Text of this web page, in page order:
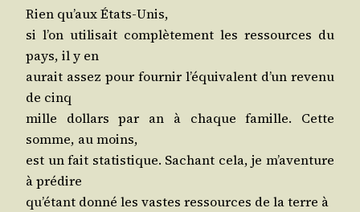
Rien qu’aux États-Unis,
si l’on uti­li­sait com­plè­te­ment les res­sources du
pays, il y en
aurait assez pour four­nir l’é­qui­valent d’un reve­nu
de cinq
mille dol­lars par an à chaque famille. Cette
somme, au moins,
est un fait sta­tis­tique. Sachant cela, je m’a­ven­ture
à prédire
qu’é­tant don­né les vastes res­sources de la terre à